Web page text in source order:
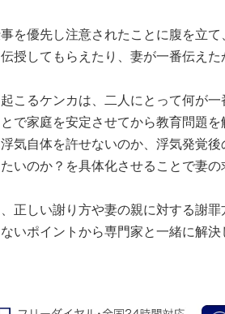
を優先し注意されたことに腹を立
授してもらえたり、妻が一番伝え
こるケンカは、二人にとって何が
で家庭を安定させてから教育問題を
気自体を許せないのか、浮気発覚
いのか？を具体化させることで妻
正しい謝り方や妻の親に対する謝
いポイントから専門家と一緒に解決